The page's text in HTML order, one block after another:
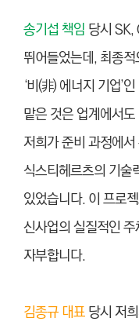
송기섭 책임 당시
뛰어들었는데, 최종
‘비(非) 에너지 기업’
맡은 것은 업계에서
저희가 준비 과정에
식스티헤르츠의 기술
있었습니다. 이 프로
신사업의 실질적인
자부합니다.
김종규 대표당시 저